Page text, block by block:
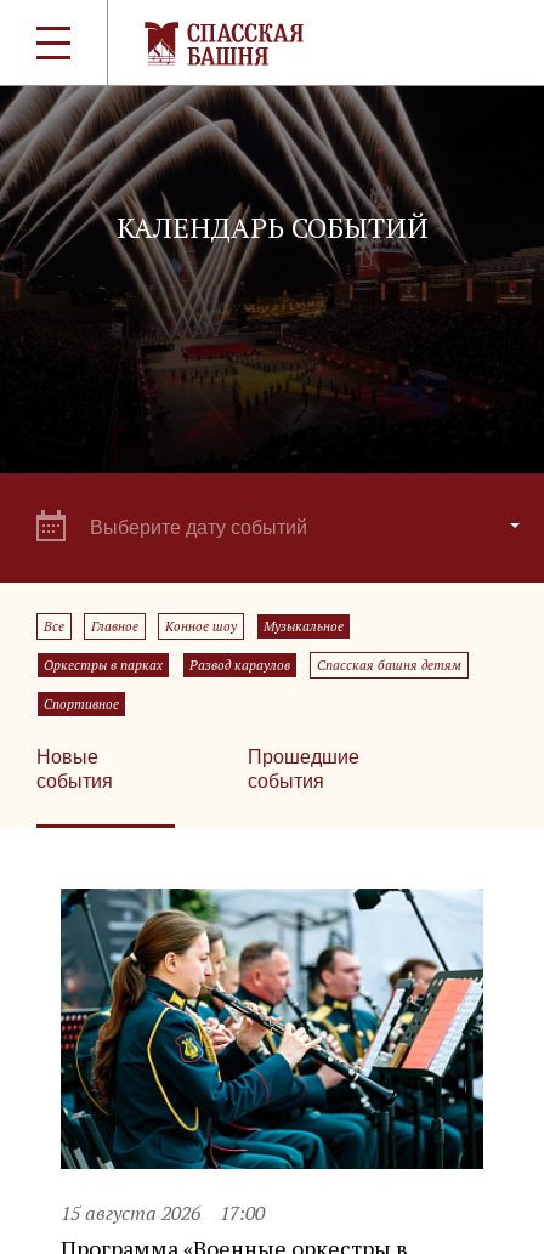
КАЛЕНДАРЬ СОБЫТИЙ
Выберите дату событий
Все Главное Конное шоу Музыкальное
Оркестры в парках Развод караулов Спасская башня детям
Спортивное
Новые
события
Прошедшие
события
15 августа 2026 17:00
Программа «Военные оркестры в